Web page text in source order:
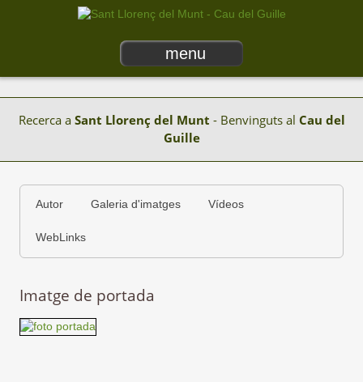
menu
Recerca a Sant Llorenç del Munt - Benvinguts al Cau del
Guille
Autor Galeria d'imatges Vídeos
WebLinks
Imatge de portada